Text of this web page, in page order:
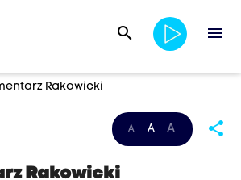
search menu
Rakowicki
A A A share
Rakowicki